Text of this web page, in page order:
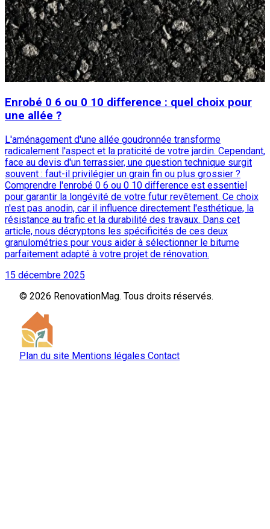
Enrobé 0 6 ou 0 10 difference : quel choix pour
une allée ?
L'aménagement d'une allée goudronnée transforme
radicalement l'aspect et la praticité de votre jardin. Cependant,
face au devis d'un terrassier, une question technique surgit
souvent : faut-il privilégier un grain fin ou plus grossier ?
Comprendre l'enrobé 0 6 ou 0 10 difference est essentiel
pour garantir la longévité de votre futur revêtement. Ce choix
n'est pas anodin, car il influence directement l'esthétique, la
résistance au trafic et la durabilité des travaux. Dans cet
article, nous décryptons les spécificités de ces deux
granulométries pour vous aider à sélectionner le bitume
parfaitement adapté à votre projet de rénovation.
15 décembre 2025
© 2026 RenovationMag. Tous droits réservés.
Plan du site Mentions légales Contact